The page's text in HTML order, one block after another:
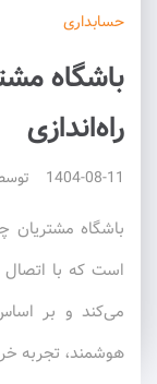
حسابداری
باشگاه
راه‌اندازی
1404-08-11
باشگاه مشتریان
است که با اتصال
می‌کند و بر
هوشمند، تجربه